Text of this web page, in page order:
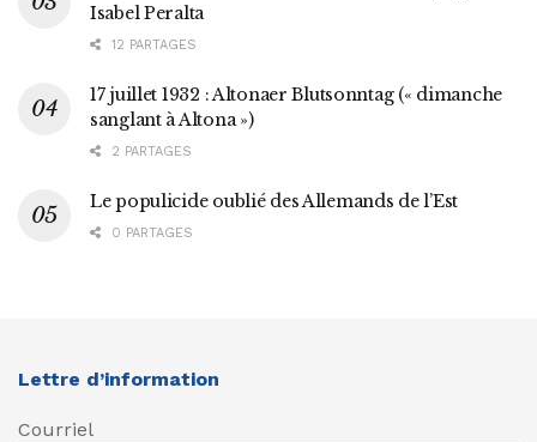
Isabel Peralta
12 PARTAGES
17 juillet 1932 : Altonaer Blutsonntag (« dimanche
sanglant à Altona »)
2 PARTAGES
Le populicide oublié des Allemands de l’Est
0 PARTAGES
Lettre d’information
Courriel